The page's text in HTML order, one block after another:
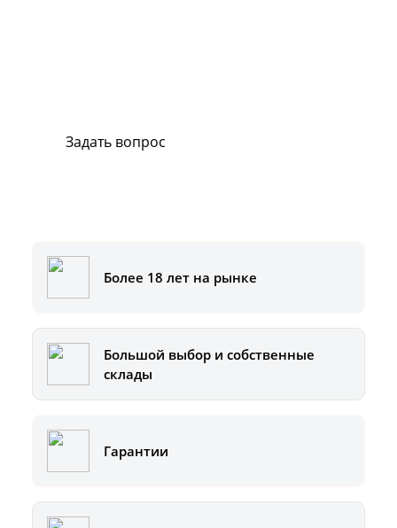
Задать вопрос
Более 18 лет на рынке
Большой выбор и собственные
склады
Гарантии